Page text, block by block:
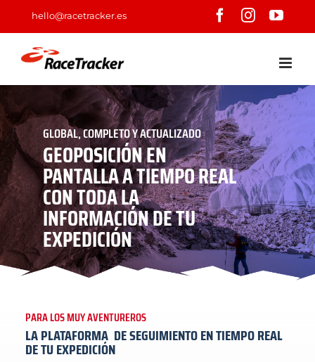
contenido
hello@racetracker.es Facebook
Instagram
GLOBAL, COMPLETO Y ACTUALIZADO
GEOPOSICIÓN EN
PANTALLA A TIEMPO REAL
CON TODA LA
INFORMACIÓN DE TU
EXPEDICIÓN
PARA LOS MUY AVENTUREROS
LA PLATAFORMA DE SEGUIMIENTO EN TIEMPO REAL
DE TU EXPEDICIÓN